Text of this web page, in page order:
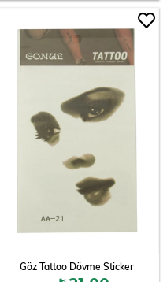
Göz Tattoo Dövme Sticker